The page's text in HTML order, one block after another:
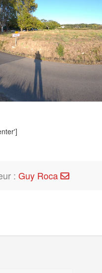
: Guy Roca